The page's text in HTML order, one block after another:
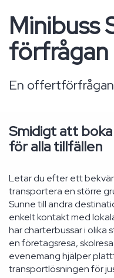
Minibuss
En offertförfrågan
Smidigt att
för alla tillfällen
Letar du efter ett
transportera en större
Sunne till andra
enkelt kontakt med
har charterbussar i olika
en företagsresa,
evenemang hjälper
transportlösningen för